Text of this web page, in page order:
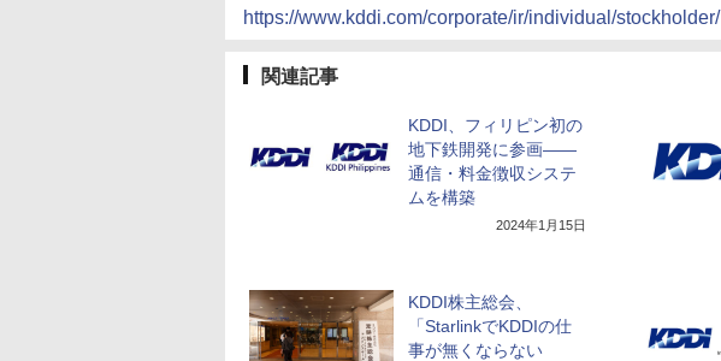
https://www.kddi.com/corporate/ir/individual/stockholder/
関連記事
KDDI、フィリピン初の
地下鉄開発に参画――
通信・料金徴収システ
ムを構築
2024年1月15日
KDDI株主総会、
「StarlinkでKDDIの仕
事が無くならない